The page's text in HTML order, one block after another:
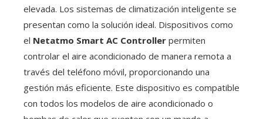
elevada. Los sistemas de climatización inteligente se
presentan como la solución ideal. Dispositivos como
el Netatmo Smart AC Controller permiten
controlar el aire acondicionado de manera remota a
través del teléfono móvil, proporcionando una
gestión más eficiente. Este dispositivo es compatible
con todos los modelos de aire acondicionado o